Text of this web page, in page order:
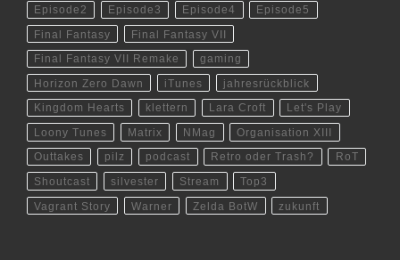
Episode2 Episode3 Episode4 Episode5
Final Fantasy Final Fantasy VII
Final Fantasy VII Remake gaming
Horizon Zero Dawn iTunes jahresrückblick
Kingdom Hearts klettern Lara Croft Let's Play
Loony Tunes Matrix NMag Organisation XIII
Outtakes pilz podcast Retro oder Trash? RoT
Shoutcast silvester Stream Top3
Vagrant Story Warner Zelda BotW zukunft